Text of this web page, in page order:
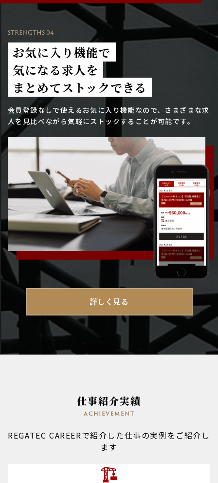
STRENGTHS 04
お気に入り機能で
気になる求人を
まとめてストックできる
会員登録なしで使えるお気に入り機能なので、さまざまな求
人を見比べながら気軽にストックすることが可能です。
詳しく見る
仕事紹介実績
achievement
REGATEC CAREERで紹介した仕事の実例をご紹介し
ます